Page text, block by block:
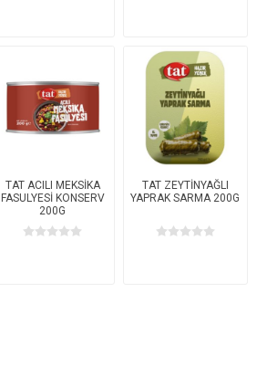
TAT ACILI MEKSİKA
FASULYESİ KONSERV
200G
TAT ZEYTİNYAĞLI
YAPRAK SARMA 200G